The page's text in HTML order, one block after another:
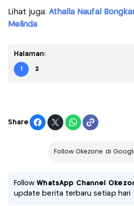
Lihat juga: Athalla Naufal
Melinda
Halaman:
1 2
Share
Follow Okezone di
FollowWhatsApp Channel
update berita terbaru setiap hari